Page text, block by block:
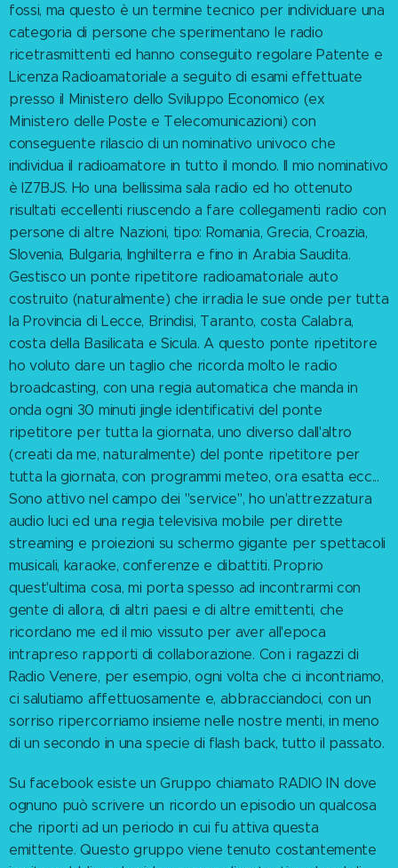
fossi, ma questo è un termine tecnico per individuare una
categoria di persone che sperimentano le radio
ricetrasmittenti ed hanno conseguito regolare Patente e
Licenza Radioamatoriale a seguito di esami effettuate
presso il Ministero dello Sviluppo Economico (ex
Ministero delle Poste e Telecomunicazioni) con
conseguente rilascio di un nominativo univoco che
individua il radioamatore in tutto il mondo. Il mio nominativo
è IZ7BJS. Ho una bellissima sala radio ed ho ottenuto
risultati eccellenti riuscendo a fare collegamenti radio con
persone di altre Nazioni, tipo: Romania, Grecia, Croazia,
Slovenia, Bulgaria, Inghilterra e fino in Arabia Saudita.
Gestisco un ponte ripetitore radioamatoriale auto
costruito (naturalmente) che irradia le sue onde per tutta
la Provincia di Lecce, Brindisi, Taranto, costa Calabra,
costa della Basilicata e Sicula. A questo ponte ripetitore
ho voluto dare un taglio che ricorda molto le radio
broadcasting, con una regia automatica che manda in
onda ogni 30 minuti jingle identificativi del ponte
ripetitore per tutta la giornata, uno diverso dall'altro
(creati da me, naturalmente) del ponte ripetitore per
tutta la giornata, con programmi meteo, ora esatta ecc...
Sono attivo nel campo dei "service", ho un'attrezzatura
audio luci ed una regia televisiva mobile per dirette
streaming e proiezioni su schermo gigante per spettacoli
musicali, karaoke, conferenze e dibattiti. Proprio
quest'ultima cosa, mi porta spesso ad incontrarmi con
gente di allora, di altri paesi e di altre emittenti, che
ricordano me ed il mio vissuto per aver all'epoca
intrapreso rapporti di collaborazione. Con i ragazzi di
Radio Venere, per esempio, ogni volta che ci incontriamo,
ci salutiamo affettuosamente e, abbracciandoci, con un
sorriso ripercorriamo insieme nelle nostre menti, in meno
di un secondo in una specie di flash back, tutto il passato.
Su facebook esiste un Gruppo chiamato RADIO IN dove
ognuno può scrivere un ricordo un episodio un qualcosa
che riporti ad un periodo in cui fu attiva questa
emittente. Questo gruppo viene tenuto costantemente